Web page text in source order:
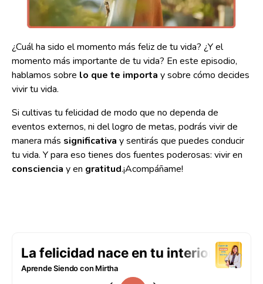
¿Cuál ha sido el momento más feliz de tu vida? ¿Y el
momento más importante de tu vida? En este episodio,
hablamos sobre lo que te importa y sobre cómo decides
vivir tu vida.
Si cultivas tu felicidad de modo que no dependa de
eventos externos, ni del logro de metas, podrás vivir de
manera más significativa y sentirás que puedes conducir
tu vida. Y para eso tienes dos fuentes poderosas: vivir en
consciencia y en gratitud.¡Acompáñame!